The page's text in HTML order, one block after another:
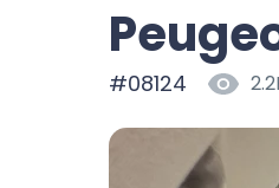
#08124